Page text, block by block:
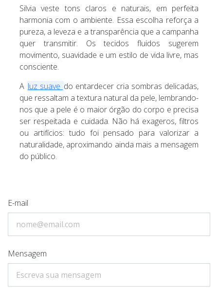
Silvia veste tons claros e naturais, em perfeita
harmonia com o ambiente. Essa escolha reforça a
pureza, a leveza e a transparência que a campanha
quer transmitir. Os tecidos fluidos sugerem
movimento, suavidade e um estilo de vida livre, mas
consciente.
A luz suave do entardecer cria sombras delicadas,
que ressaltam a textura natural da pele, lembrando-
nos que a pele é o maior órgão do corpo e precisa
ser respeitada e cuidada. Não há exageros, filtros
ou artifícios: tudo foi pensado para valorizar a
naturalidade, aproximando ainda mais a mensagem
do público.
E-mail
Mensagem